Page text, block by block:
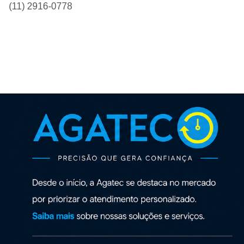
(11) 2916-0778